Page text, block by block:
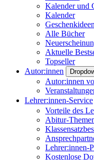
Kalender und
Kalender
Geschenkideen
Alle Bücher
Aktuelle
Topseller
Autor:innen
Autor:innen
Lehrer:innen-Service
Vorteile des
Abitur-
Lehrer:innen-
Kostenlose